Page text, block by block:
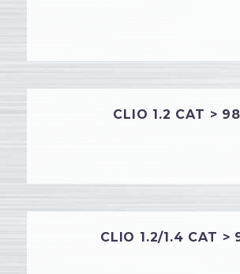
CLIO 1.2 CAT > 98
CLIO 1.2/1.4 CAT >